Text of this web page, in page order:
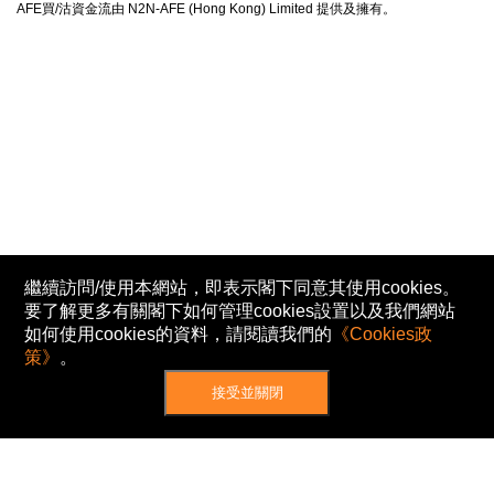
AFE買/沽資金流由 N2N-AFE (Hong Kong) Limited 提供及擁有。
繼續訪問/使用本網站，即表示閣下同意其使用cookies。
要了解更多有關閣下如何管理cookies設置以及我們網站
如何使用cookies的資料，請閱讀我們的 《Cookies政
策》 。
接受並關閉